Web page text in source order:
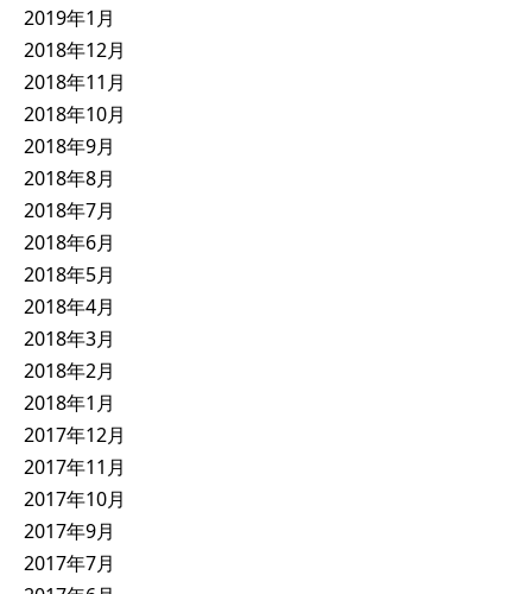
2019年1月
2018年12月
2018年11月
2018年10月
2018年9月
2018年8月
2018年7月
2018年6月
2018年5月
2018年4月
2018年3月
2018年2月
2018年1月
2017年12月
2017年11月
2017年10月
2017年9月
2017年7月